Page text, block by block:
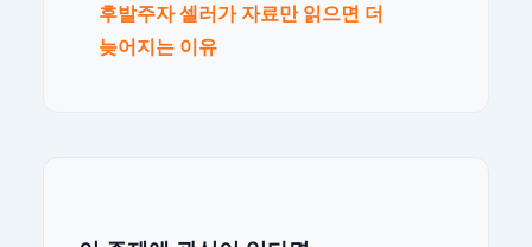
후발주자 셀러가 자료만 읽으면 더
늦어지는 이유